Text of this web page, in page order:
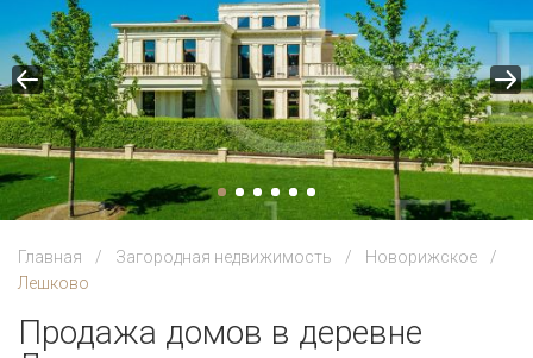
Главная Загородная недвижимость
Новорижское
Лешково
Продажа домов в деревне